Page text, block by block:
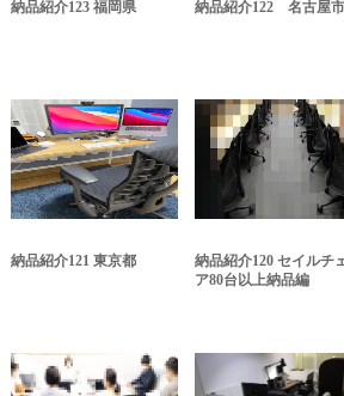
納品紹介123 福岡県 納品紹介122 名古屋市
納品紹介121 東京都
納品紹介120 セイルチ
ア80台以上納品編